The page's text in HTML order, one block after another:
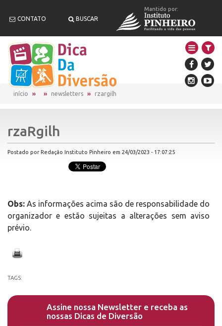
CONTATO BUSCAR
Mantido por:
início newsletters rzargilh
rzaRgilh
Postado por Redação Instituto Pinheiro em 24/03/2023 - 17:07:25
Obs: As informações acima são de responsabilidade do
organizador e estão sujeitas a alterações sem aviso
prévio.
TAGS:
Assine nossa Newsletter e receba as
nossas Dicas de Diversão